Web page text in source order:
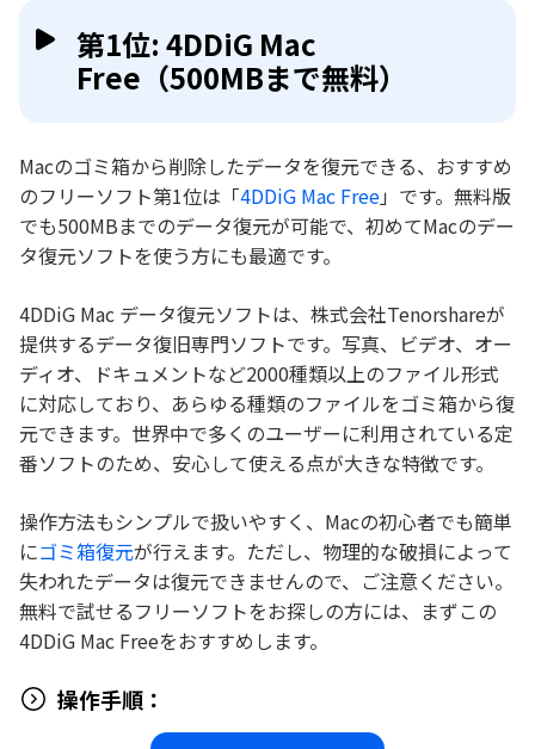
第1位: 4DDiG Mac
Free（500MBまで無料）
Macのゴミ箱から削除したデータを復元できる、おすすめ
のフリーソフト第1位は「4DDiG Mac Free」です。無料版
でも500MBまでのデータ復元が可能で、初めてMacのデー
タ復元ソフトを使う方にも最適です。
4DDiG Mac データ復元ソフトは、株式会社Tenorshareが
提供するデータ復旧専門ソフトです。写真、ビデオ、オー
ディオ、ドキュメントなど2000種類以上のファイル形式
に対応しており、あらゆる種類のファイルをゴミ箱から復
元できます。世界中で多くのユーザーに利用されている定
番ソフトのため、安心して使える点が大きな特徴です。
操作方法もシンプルで扱いやすく、Macの初心者でも簡単
にゴミ箱復元が行えます。ただし、物理的な破損によって
失われたデータは復元できませんので、ご注意ください。
無料で試せるフリーソフトをお探しの方には、まずこの
4DDiG Mac Freeをおすすめします。
操作手順：